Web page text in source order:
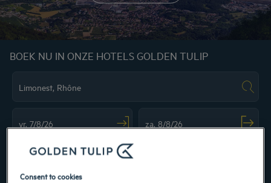
BOEK NU IN ONZE HOTELS GOLDEN TULIP
Navigate forward to interact with the calendar and select a date. Press the
Consent to cookies